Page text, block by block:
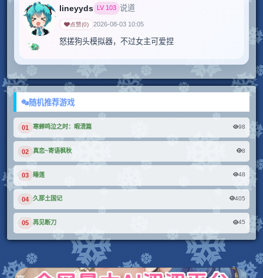
lineyyds LV103 说道
点赞(0) 2026-08-03 10:05
怒搓狗头模拟器，不过女主可爱捏
随机推荐游戏
01 寒蝉鸣泣之时：暇溃篇 98
02 真恋~寄语枫秋 8
03 睡莲 48
04 久那土国记 405
05 再见断刀 45